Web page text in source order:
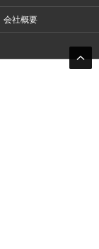
会社概要